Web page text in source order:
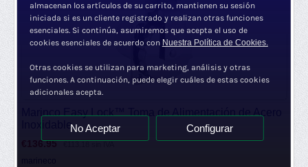
Inoxidable
136.95
almacenan los artículos de su carrito, mantienen su sesión
iniciada si es un cliente registrado y realizan otras funciones
esenciales. Si continúa, asumiremos que acepta el uso de
cookies esenciales de acuerdo con Nuestra Política de Cookies.
Otras cookies se utilizan para marketing, análisis y otras
funciones. A continuación, puede elegir cuáles de estas cookies
adicionales acepta.
No Aceptar Configurar